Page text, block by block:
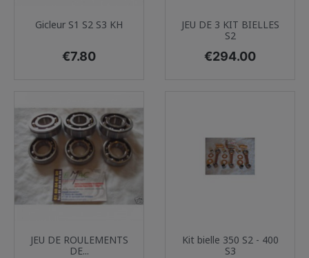
Gicleur S1 S2 S3 KH
Price
€7.80
JEU DE 3 KIT BIELLES
S2
Price
€294.00
JEU DE ROULEMENTS
DE...
Kit bielle 350 S2 - 400
S3